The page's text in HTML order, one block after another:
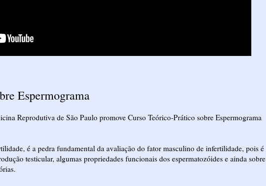
Espermograma
Reprodutiva de São Paulo promove Curso Teórico-Prático sobre Espermograma
é a pedra fundamental da avaliação do fator masculino de infertilidade, pois é
testicular, algumas propriedades funcionais dos espermatozóides e ainda sobre